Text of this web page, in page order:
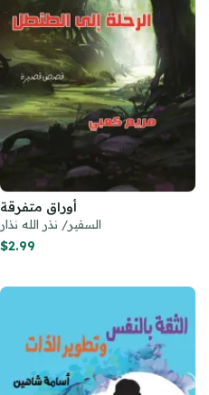
أوراق متفرقة
السفير/ نذر الله نذار
$2.99